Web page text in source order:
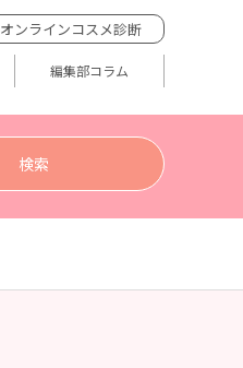
オンラインコスメ診断
編集部コラム